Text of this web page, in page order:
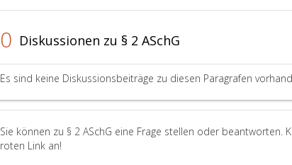
0 Diskussionen zu § 2 ASchG
Es sind keine Diskussionsbeiträge zu diesen Paragrafen
Sie können zu § 2 ASchG eine Frage stellen oder beantworten.
roten Link an!